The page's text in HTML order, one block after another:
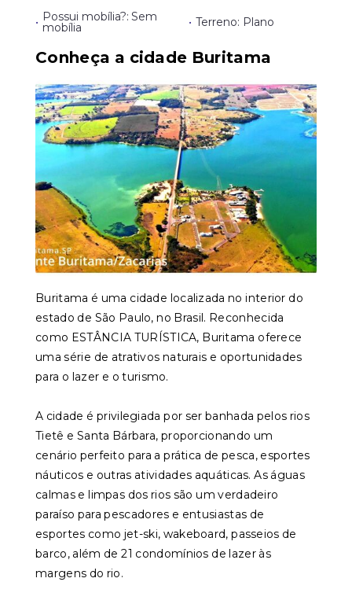
• Possui mobília?: Sem
mobília • Terreno: Plano
Conheça a cidade Buritama
Buritama é uma cidade localizada no interior do
estado de São Paulo, no Brasil. Reconhecida
como ESTÂNCIA TURÍSTICA, Buritama oferece
uma série de atrativos naturais e oportunidades
para o lazer e o turismo.
A cidade é privilegiada por ser banhada pelos rios
Tietê e Santa Bárbara, proporcionando um
cenário perfeito para a prática de pesca, esportes
náuticos e outras atividades aquáticas. As águas
calmas e limpas dos rios são um verdadeiro
paraíso para pescadores e entusiastas de
esportes como jet-ski, wakeboard, passeios de
barco, além de 21 condomínios de lazer às
margens do rio.